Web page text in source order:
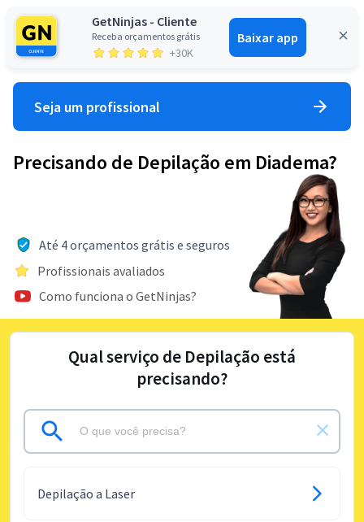
GetNinjas - Cliente
Receba orçamentos grátis
+30K
Baixar app
Entrar
Seja um profissional
Precisando de Depilação em Diadema?
Até 4 orçamentos grátis e seguros
Profissionais avaliados
Como funciona o GetNinjas?
Qual serviço de Depilação está
precisando?
Depilação a Laser